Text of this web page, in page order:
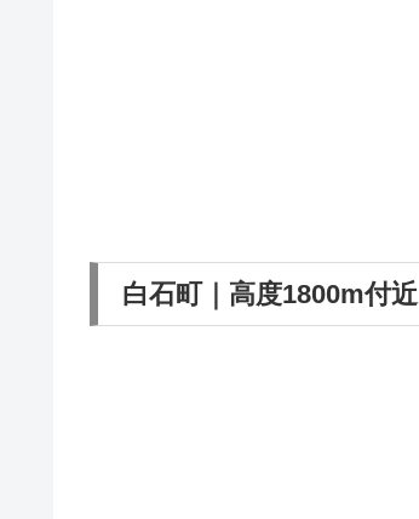
白石町｜高度1800m付近